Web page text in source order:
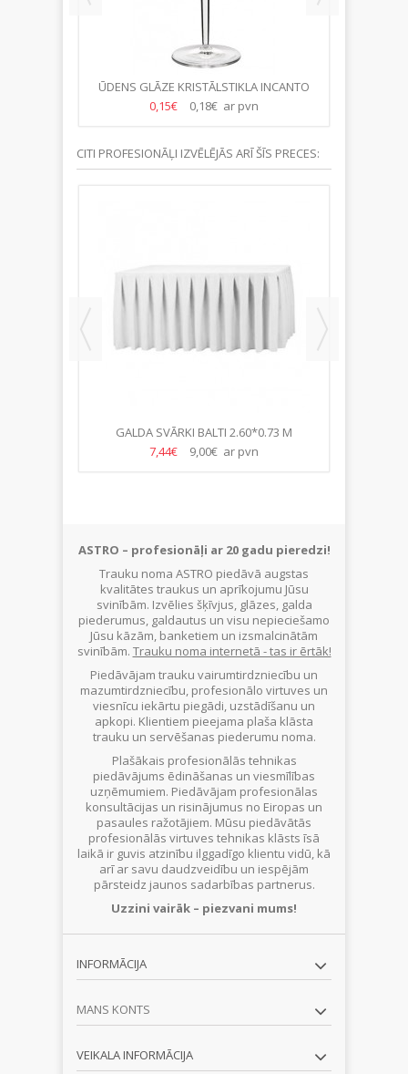
ŪDENS GLĀZE KRISTĀLSTIKLA INCANTO
500ML-(23.GB/KASTE)
0,15€ 0,18€ ar pvn
CITI PROFESIONĀĻI IZVĒLĒJĀS ARĪ ŠĪS PRECES:
GALDA SVĀRKI BALTI 2.60*0.73 M
7,44€
9,00€ ar pvn
ASTRO – profesionāļi ar 20 gadu pieredzi!
Trauku noma ASTRO piedāvā augstas
kvalitātes traukus un aprīkojumu Jūsu
svinībām. Izvēlies šķīvjus, glāzes, galda
piederumus, galdautus un visu nepieciešamo
Jūsu kāzām, banketiem un izsmalcinātām
svinībām. Trauku noma internetā - tas ir ērtāk!
Piedāvājam trauku vairumtirdzniecību un
mazumtirdzniecību, profesionālo virtuves un
viesnīcu iekārtu piegādi, uzstādīšanu un
apkopi. Klientiem pieejama plaša klāsta
trauku un servēšanas piederumu noma.
Plašākais profesionālās tehnikas
piedāvājums ēdināšanas un viesmīlības
uzņēmumiem. Piedāvājam profesionālas
konsultācijas un risinājumus no Eiropas un
pasaules ražotājiem. Mūsu piedāvātās
profesionālās virtuves tehnikas klāsts īsā
laikā ir guvis atzinību ilggadīgo klientu vidū, kā
arī ar savu daudzveidību un iespējām
pārsteidz jaunos sadarbības partnerus.
Uzzini vairāk – piezvani mums!
INFORMĀCIJA
MANS KONTS
VEIKALA INFORMĀCIJA